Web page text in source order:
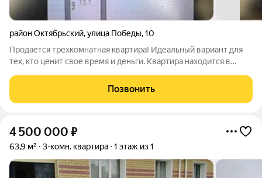
район Октябрьский,улица Победы,10
Продается трехкомнатная квартира! Идеальный вариант для
тех, кто ценит свое время и деньги. Квартира находится в
изолированные, выходят на разные стороны дома. Санузел
раздельный, просторная
Позвонить
4 500 000 ₽
63,9 м² 3-комн. квартира 1 этаж из 1